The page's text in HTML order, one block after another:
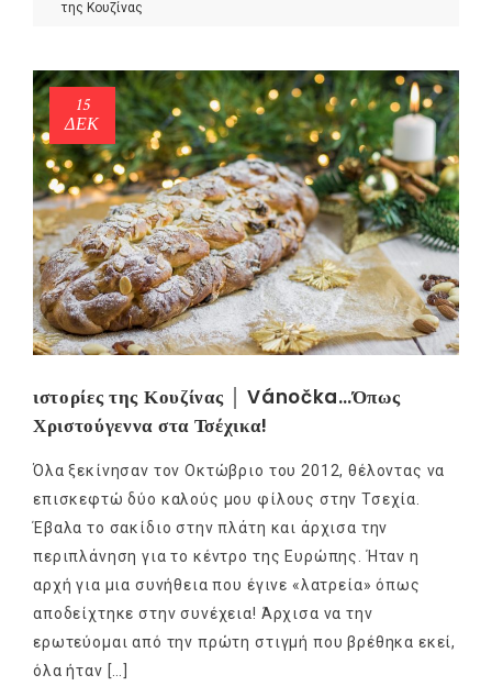
της Κουζίνας
15
ΔΕΚ
ιστορίες της Κουζίνας │ Vánočka…Όπως
Χριστούγεννα στα Τσέχικα!
Όλα ξεκίνησαν τον Οκτώβριο του 2012, θέλοντας να
επισκεφτώ δύο καλούς μου φίλους στην Τσεχία.
Έβαλα το σακίδιο στην πλάτη και άρχισα την
περιπλάνηση για το κέντρο της Ευρώπης. Ήταν η
αρχή για μια συνήθεια που έγινε «λατρεία» όπως
αποδείχτηκε στην συνέχεια! Άρχισα να την
ερωτεύομαι από την πρώτη στιγμή που βρέθηκα εκεί,
όλα ήταν […]
NEWSLETTER
Get ti
mel
y updates
fro
m
your favorite
products